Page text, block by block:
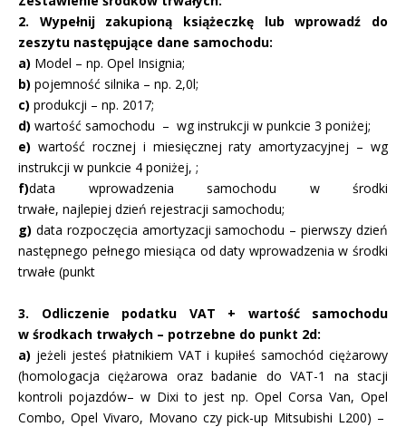
2. Wypełnij zakupioną książeczkę lub wprowadź do
zeszytu następujące dane samochodu:
a) Model – np. Opel Insignia;
b) pojemność silnika – np. 2,0l;
c) produkcji – np. 2017;
d) wartość samochodu – wg instrukcji w punkcie 3 poniżej;
e) wartość rocznej i miesięcznej raty amortyzacyjnej – wg
instrukcji w punkcie 4 poniżej, ;
f)data wprowadzenia samochodu w środki
trwałe, najlepiej dzień rejestracji samochodu;
g) data rozpoczęcia amortyzacji samochodu – pierwszy dzień
następnego pełnego miesiąca od daty wprowadzenia w środki
trwałe (punkt
3. Odliczenie podatku VAT + wartość samochodu
w środkach trwałych – potrzebne do punkt 2d:
a) jeżeli jesteś płatnikiem VAT i kupiłeś samochód ciężarowy
(homologacja ciężarowa oraz badanie do VAT-1 na stacji
kontroli pojazdów– w Dixi to jest np. Opel Corsa Van, Opel
Combo, Opel Vivaro, Movano czy pick-up Mitsubishi L200) –